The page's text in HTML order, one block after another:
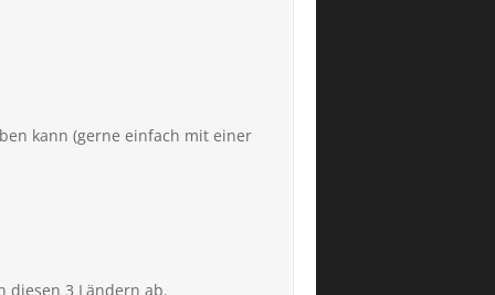
kann (gerne einfach mit einer
diesen 3 Ländern ab.